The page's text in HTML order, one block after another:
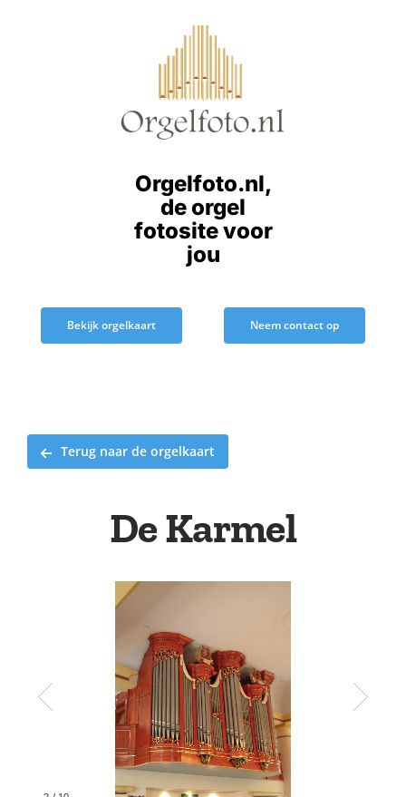
Orgelfoto.nl,
de orgel
fotosite voor
jou
Bekijk orgelkaart Neem contact op
Terug naar de orgelkaart
De Karmel